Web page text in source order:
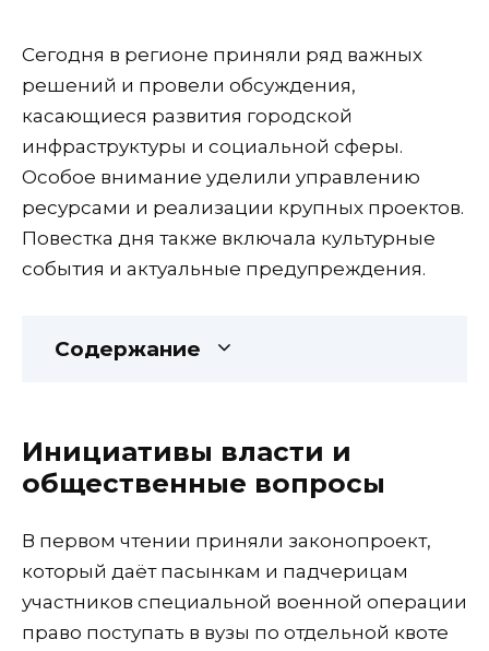
Сегодня в регионе приняли ряд важных
решений и провели обсуждения,
касающиеся развития городской
инфраструктуры и социальной сферы.
Особое внимание уделили управлению
ресурсами и реализации крупных проектов.
Повестка дня также включала культурные
события и актуальные предупреждения.
Содержание
Инициативы власти и
общественные вопросы
В первом чтении приняли законопроект,
который даёт пасынкам и падчерицам
участников специальной военной операции
право поступать в вузы по отдельной квоте